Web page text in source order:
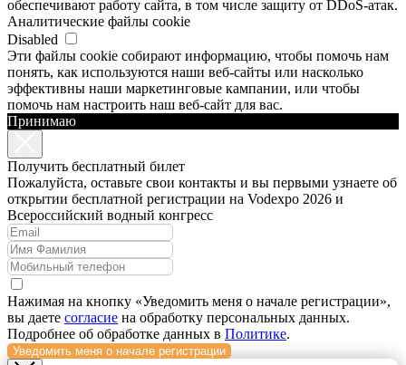
обеспечивают работу сайта, в том числе защиту от DDoS-атак.
Аналитические файлы cookie
Disabled
Эти файлы cookie собирают информацию, чтобы помочь нам
понять, как используются наши веб-сайты или насколько
эффективны наши маркетинговые кампании, или чтобы
помочь нам настроить наш веб-сайт для вас.
Принимаю
Получить бесплатный билет
Пожалуйста, оставьте свои контакты и вы первыми узнаете об
открытии бесплатной регистрации на Vodexpo 2026 и
Всероссийский водный конгресс
Нажимая на кнопку «Уведомить меня о начале регистрации»,
вы даете согласие на обработку персональных данных.
Подробнее об обработке данных в Политике.
Уведомить меня о начале регистрации